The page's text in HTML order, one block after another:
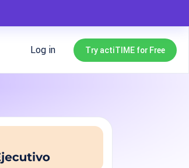
Log in Try actiTIME for Free